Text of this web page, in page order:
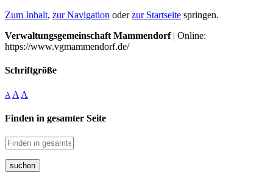
Zum Inhalt, zur Navigation oderzur Startseite springen.
Verwaltungsgemeinschaft Mammendorf| Online:
https://www.vgmammendorf.de/
Schriftgröße
A A A
Finden in gesamter Seite
suchen